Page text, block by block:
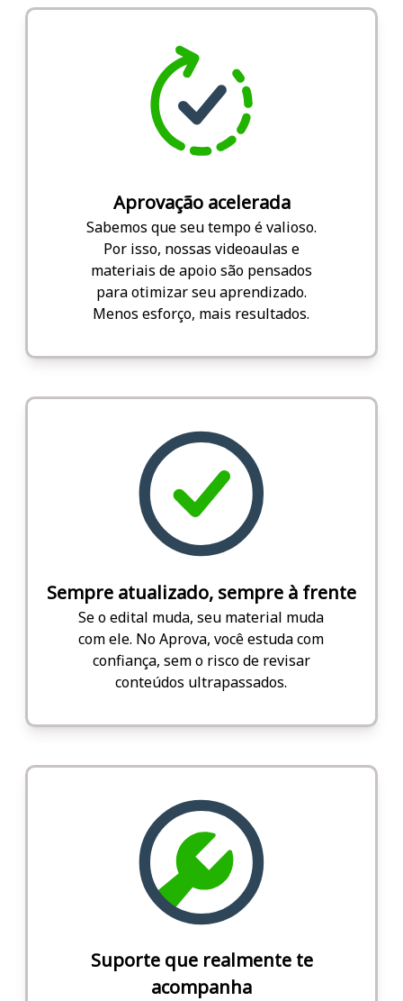
Aprovação acelerada
Sabemos que seu tempo é valioso.
Por isso, nossas videoaulas e
materiais de apoio são pensados
para otimizar seu aprendizado.
Menos esforço, mais resultados.
Sempre atualizado, sempre à frente
Se o edital muda, seu material muda
com ele. No Aprova, você estuda com
confiança, sem o risco de revisar
conteúdos ultrapassados.
Suporte que realmente te
acompanha